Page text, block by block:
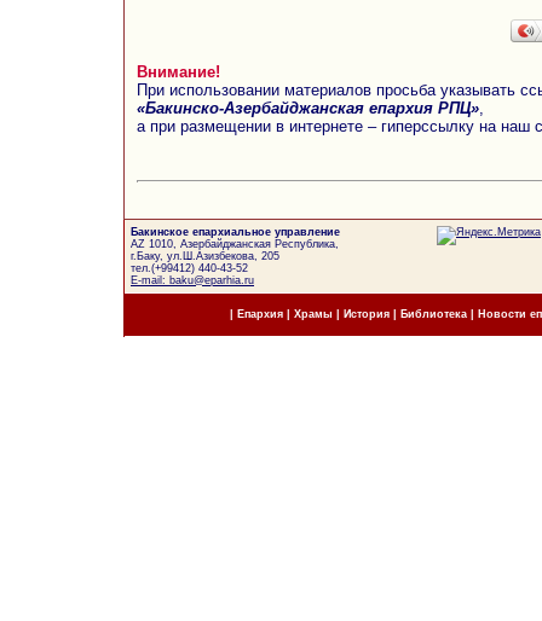
Внимание!
При использовании материалов просьба указывать
«Бакинско-Азербайджанская епархия РПЦ»
а при размещении в интернете – гиперссылку на наш
Бакинское епархиальное управление
AZ 1010, Азербайджанская Республика,
г.Баку, ул.Ш.Азизбекова, 205
тел.(+99412) 440-43-52
E-mail: baku@eparhia.ru
Епархия| Храмы История| Библиотека Новости